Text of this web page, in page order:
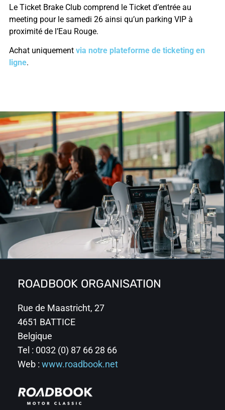
Le Ticket Brake Club comprend le Ticket d’entrée au
meeting pour le samedi 26 ainsi qu’un parking VIP à
proximité de l’Eau Rouge.
Achat uniquement via notre plateforme de ticketing en
ligne.
ROADBOOK ORGANISATION
Rue de Maastricht, 27
4651 BATTICE
Belgique
Tel : 0032 (0) 87 66 28 66
Web :www.roadbook.net